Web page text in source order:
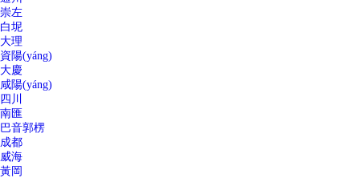
崇左
白坭
大理
資陽(yáng)
大慶
咸陽(yáng)
四川
南匯
巴音郭楞
成都
威海
黃岡